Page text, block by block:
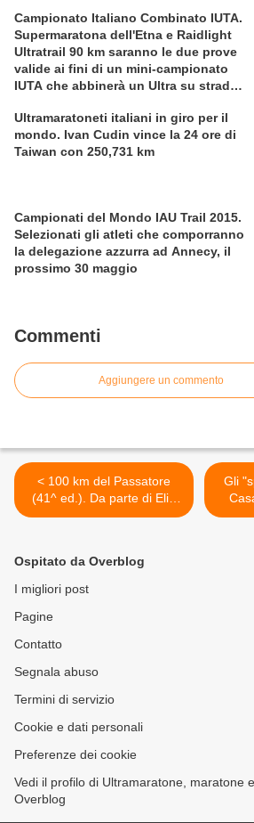
Campionato Italiano Combinato IUTA.
Supermaratona dell'Etna e Raidlight
Ultratrail 90 km saranno le due prove
valide ai fini di un mini-campionato
IUTA che abbinerà un Ultra su strada
Ultramaratoneti italiani in giro per il
mondo. Ivan Cudin vince la 24 ore di
Taiwan con 250,731 km
Campionati del Mondo IAU Trail 2015.
Selezionati gli atleti che comporranno
la delegazione azzurra ad Annecy, il
prossimo 30 maggio
Commenti
Aggiungere un commento
< 100 km del Passatore
(41^ ed.). Da parte di Elio
Ferri: "Un grazie di cuore a
Gli
Ospitato da Overblog
I migliori post
Pagine
Contatto
Segnala abuso
Termini di servizio
Cookie e dati personali
Preferenze dei cookie
Vedi il profilo di Ultramaratone, maratone
Overblog